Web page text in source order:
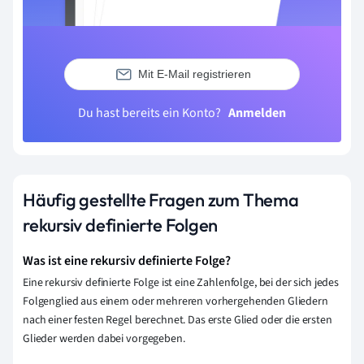
Mit E-Mail registrieren
Du hast bereits ein Konto? Anmelden
Häufig gestellte Fragen zum Thema
rekursiv definierte Folgen
Was ist eine rekursiv definierte Folge?
Eine rekursiv definierte Folge ist eine Zahlenfolge, bei der sich jedes
Folgenglied aus einem oder mehreren vorhergehenden Gliedern
nach einer festen Regel berechnet. Das erste Glied oder die ersten
Glieder werden dabei vorgegeben.